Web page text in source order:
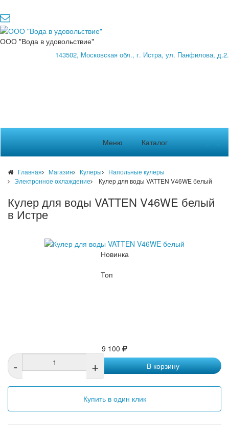
ООО "Вода в удовольствие"
143502, Московская обл., г. Истра, ул. Панфилова, д.2.
Каталог
Меню
Главная Магазин Кулеры
Напольные кулеры
Электронное охлаждение
Кулер для воды VATTEN V46WE белый
Кулер для воды VATTEN V46WE белый
в Истре
Новинка
Топ
9 100
- + В корзину
Купить в один клик